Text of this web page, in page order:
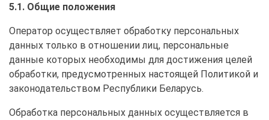
5.1. Общие положения
Оператор осуществляет обработку персональных
данных только в отношении лиц, персональные
данные которых необходимы для достижения целей
обработки, предусмотренных настоящей Политикой и
законодательством Республики Беларусь.
Обработка персональных данных осуществляется в